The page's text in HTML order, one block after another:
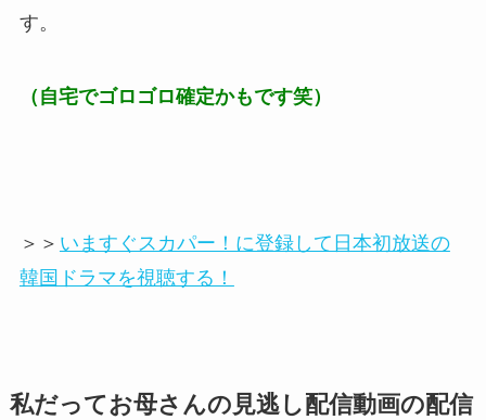
す。
（自宅でゴロゴロ確定かもです笑）
＞＞ いますぐスカパー！に登録して日本初放送の
韓国ドラマを視聴する！
私だってお母さんの見逃し配信動画の配信